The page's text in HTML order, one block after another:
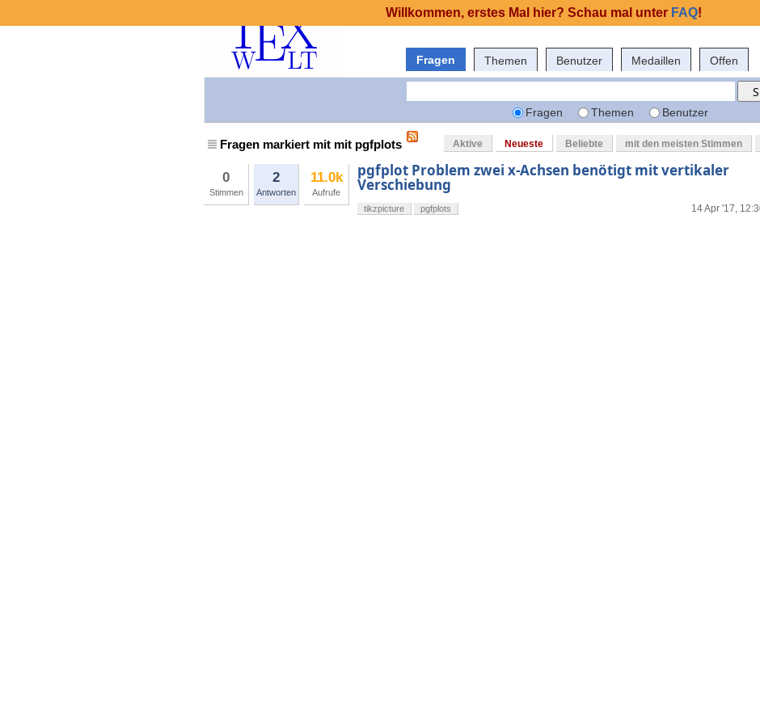
Fragen Themen Benutzer Medaillen Offen
Fragen Themen Benutzer
Fragen markiert mit mit pgfplots Aktive Neueste Beliebte mit den meisten Stimmen
0
Stimmen
2
Antworten
11.0k
Aufrufe
pgfplot Problem zwei x-Achsen benötigt mit vertikaler
Verschiebung
14 Apr '17,
tikzpicture pgfplots
Willkommen, erstes Mal hier? Schau mal unter FAQ!